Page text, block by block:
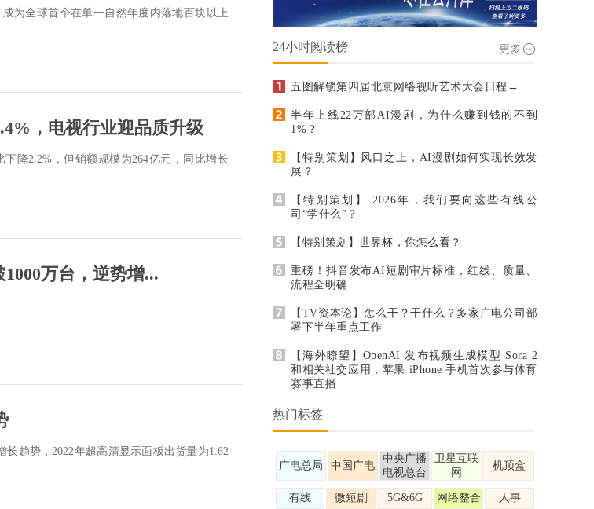
为全球首个在单一自然年度内落地百块以上
，电视行业迎品质升级
降2.2%，但销额规模为264亿元，同比增长
万台，逆势增...
趋势，2022年超高清显示面板出货量为1.62
24小时阅读榜 更多
五图解锁第四届北京网络视听艺术大会日程→
半年上线22万部AI漫剧，为什么赚到钱的不到
1%？
【特别策划】风口之上，AI漫剧如何实现长效发
展？
【特别策划】 2026年，我们要向这些有线公
司“学什么”？
【特别策划】世界杯，你怎么看？
重磅！抖音发布AI短剧审片标准，红线、质量、
流程全明确
【TV资本论】怎么干？干什么？多家广电公司部
署下半年重点工作
【海外瞭望】OpenAI 发布视频生成模型 Sora 2
和相关社交应用，苹果 iPhone 手机首次参与体育
赛事直播
热门标签
广电总局 中国广电
中央广播
电视总台
卫星互联
网
机顶盒
有线 微短剧 5G&6G 网络整合 人事